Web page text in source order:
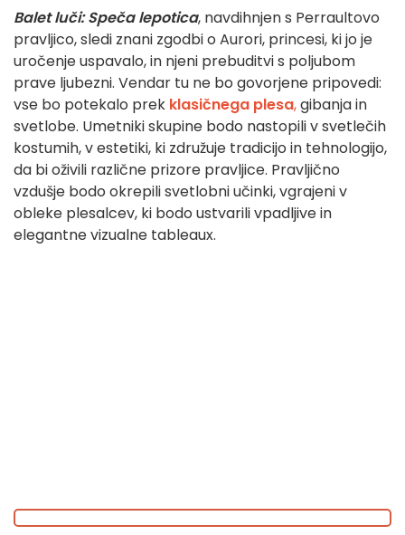
Balet luči: Speča lepotica, navdihnjen s Perraultovo
pravljico, sledi znani zgodbi o Aurori, princesi, ki jo je
uročenje uspavalo, in njeni prebuditvi s poljubom
prave ljubezni. Vendar tu ne bo govorjene pripovedi:
vse bo potekalo prek klasičnega plesa,gibanja in
svetlobe. Umetniki skupine bodo nastopili v svetlečih
kostumih, v estetiki, ki združuje tradicijo in tehnologijo,
da bi oživili različne prizore pravljice. Pravljično
vzdušje bodo okrepili svetlobni učinki, vgrajeni v
obleke plesalcev, ki bodo ustvarili vpadljive in
elegantne vizualne tableaux.